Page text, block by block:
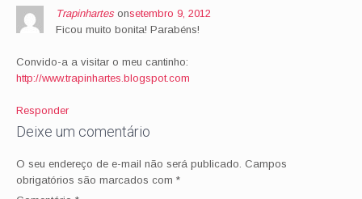
Trapinhartesonsetembro 9, 2012
Ficou muito bonita! Parabéns!
Convido-a a visitar o meu cantinho:
http://www.trapinhartes.blogspot.com
Responder
Deixe um comentário
O seu endereço de e-mail não será publicado. Campos
obrigatórios são marcados com *